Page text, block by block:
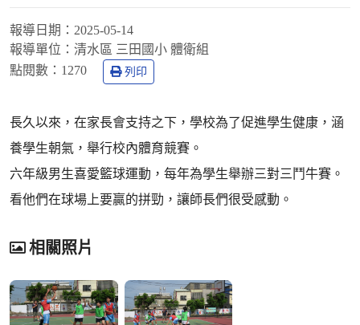
報導日期： 2025-05-14
報導單位： 清水區 三田國小 體衛組
點閱數： 1270 列印
長久以來，在家長會支持之下，學校為了促進學生健康，涵
養學生朝氣，舉行校內體育競賽。
六年級男生喜愛籃球運動，每年為學生舉辦三對三鬥牛賽。
看他們在球場上要贏的拼勁，讓師長們很受感動。
相關照片